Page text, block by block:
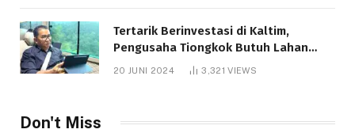
Tertarik Berinvestasi di Kaltim,
Pengusaha Tiongkok Butuh Lahan
1.000 Hektare
20 JUNI 2024 3,321VIEWS
Don't Miss